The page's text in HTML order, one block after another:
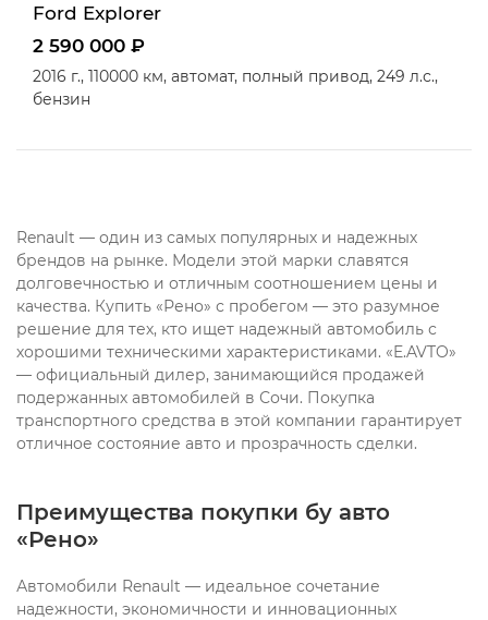
Ford Explorer
2 590 000 ₽
2016 г., 110000 км, автомат, полный привод, 249 л.с.,
бензин
Renault — один из самых популярных и надежных
брендов на рынке. Модели этой марки славятся
долговечностью и отличным соотношением цены и
качества. Купить «Рено» с пробегом — это разумное
решение для тех, кто ищет надежный автомобиль с
хорошими техническими характеристиками. «E.AVTO»
— официальный дилер, занимающийся продажей
подержанных автомобилей в Сочи. Покупка
транспортного средства в этой компании гарантирует
отличное состояние авто и прозрачность сделки.
Преимущества покупки бу авто
«Рено»
Автомобили Renault — идеальное сочетание
надежности, экономичности и инновационных